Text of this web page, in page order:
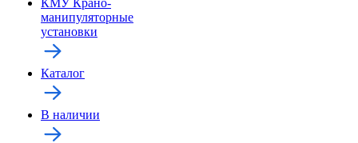
КМУ Крано-
манипуляторные
установки
Каталог
В наличии